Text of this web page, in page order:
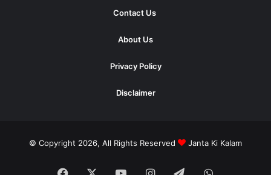
Contact Us
About Us
Privacy Policy
Disclaimer
© Copyright 2026, All Rights Reserved Janta Ki Kalam